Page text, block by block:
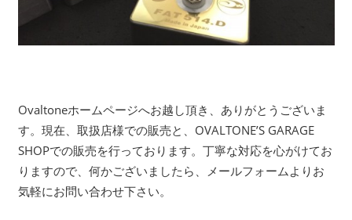
Ovaltoneホームページへお越し頂き、ありがとうございま
す。現在、取扱店様での販売と、OVALTONE’S GARAGE
SHOPでの販売を行っております。丁寧な対応を心がけてお
りますので、何かございましたら、メールフォームよりお
気軽にお問い合わせ下さい。